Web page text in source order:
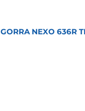
GORRA NEXO 636R